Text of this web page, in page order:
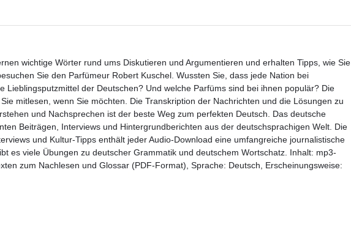
wichtige Wörter rund ums Diskutieren und Argumentieren und erhalten Tipps, wie Sie
Sie den Parfümeur Robert Kuschel. Wussten Sie, dass jede Nation bei
Lieblingsputzmittel der Deutschen? Und welche Parfüms sind bei ihnen populär? Die
mitlesen, wenn Sie möchten. Die Transkription der Nachrichten und die Lösungen zu
und Nachsprechen ist der beste Weg zum perfekten Deutsch. Das deutsche
Beiträgen, Interviews und Hintergrundberichten aus der deutschsprachigen Welt. Die
und Kultur-Tipps enthält jeder Audio-Download eine umfangreiche journalistische
es viele Übungen zu deutscher Grammatik und deutschem Wortschatz. Inhalt: mp3-
zum Nachlesen und Glossar (PDF-Format), Sprache: Deutsch, Erscheinungsweise: